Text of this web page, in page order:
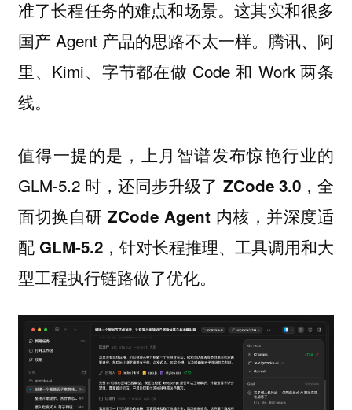
准了长程任务的难点和场景。这其实和很多
国产 Agent 产品的思路不太一样。腾讯、阿
里、Kimi、字节都在做 Code 和 Work 两条
线。
值得一提的是，上月智谱发布惊艳行业的
GLM-5.2 时，还同步升级了 ZCode 3.0，全
面切换自研 ZCode Agent 内核，并深度适
配 GLM-5.2，针对长程推理、工具调用和大
型工程执行链路做了优化。